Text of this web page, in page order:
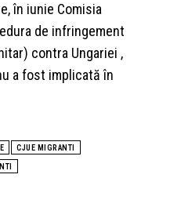
în iunie Comisia
de infringement
contra Ungariei ,
a fost implicată în
CJUE MIGRANTI